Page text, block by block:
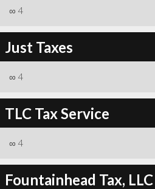
∞ 4
Just Taxes
∞ 4
TLC Tax Service
∞ 4
Fountainhead Tax, LLC